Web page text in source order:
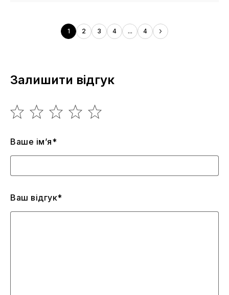
1 2 3 4 ... 4
Залишити відгук
Ваше ім’я*
Ваш відгук*